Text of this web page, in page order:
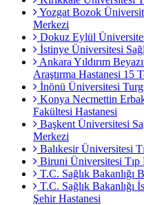
Yozgat Bozok
Merkezi
Dokuz Eylül
İstinye Üniversitesi
Ankara Yıldırım
Araştırma Hastanesi 15
İnönü Üniversitesi
Konya Necmettin
Fakültesi Hastanesi
Başkent Üniversitesi
Merkezi
Balıkesir Üniversitesi
Biruni Üniversitesi Tıp
T.C. Sağlık Bakanlığı
T.C. Sağlık Bakanlığı
Şehir Hastanesi